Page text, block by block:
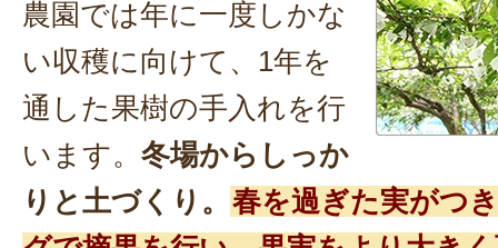
農園では年に一度しかな
い収穫に向けて、1年を
通した果樹の手入れを行
います。 冬場からしっか
りと土づくり。 春を過ぎた実がつ